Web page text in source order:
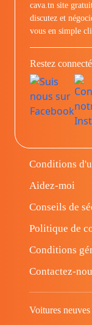
cava.tn site
discutez et
vous en simple
Restez
Conditions
Aidez-moi
Conseils de
Politique de
Conditions
Contactez-
Voitures neuves